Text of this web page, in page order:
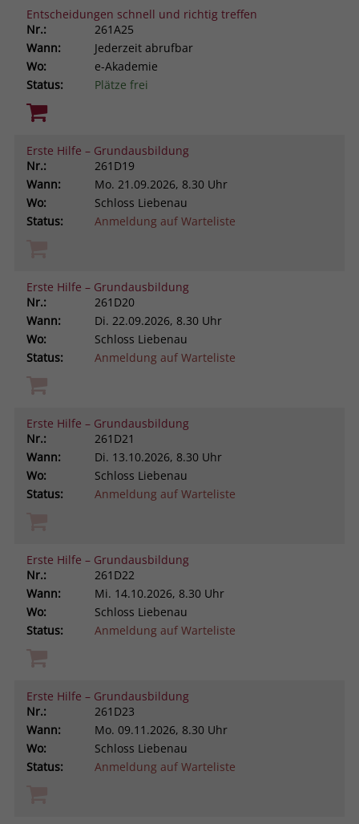
Entscheidungen schnell und richtig treffen
Nr.:
261A25
Wann:
Jederzeit abrufbar
Wo:
e-Akademie
Status:
Plätze frei
Erste Hilfe – Grundausbildung
Nr.:
261D19
Wann:
Mo. 21.09.2026, 8.30 Uhr
Wo:
Schloss Liebenau
Status:
Anmeldung auf Warteliste
Erste Hilfe – Grundausbildung
Nr.:
261D20
Wann:
Di. 22.09.2026, 8.30 Uhr
Wo:
Schloss Liebenau
Status:
Anmeldung auf Warteliste
Erste Hilfe – Grundausbildung
Nr.:
261D21
Wann:
Di. 13.10.2026, 8.30 Uhr
Wo:
Schloss Liebenau
Status:
Anmeldung auf Warteliste
Erste Hilfe – Grundausbildung
Nr.:
261D22
Wann:
Mi. 14.10.2026, 8.30 Uhr
Wo:
Schloss Liebenau
Status:
Anmeldung auf Warteliste
Erste Hilfe – Grundausbildung
Nr.:
261D23
Wann:
Mo. 09.11.2026, 8.30 Uhr
Wo:
Schloss Liebenau
Status:
Anmeldung auf Warteliste